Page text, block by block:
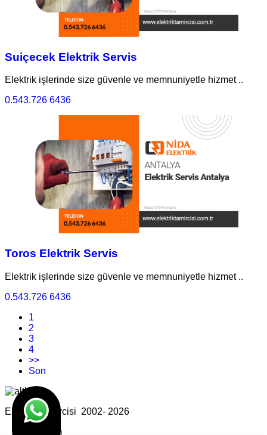
Suiçecek Elektrik Servis
Elektrik işlerinde size güvenle ve memnuniyetle hizmet ..
0.543.726 6436
Toros Elektrik Servis
Elektrik işlerinde size güvenle ve memnuniyetle hizmet ..
0.543.726 6436
1
2
3
4
>>
Son
Elektrik Tamircisi 2002- 2026
Tasarım